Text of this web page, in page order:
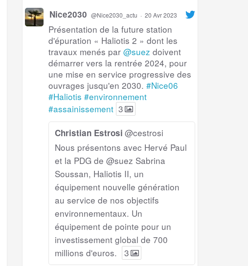
Nice2030 @Nice2030_actu · 20 Avr 2023
Présentation de la future station
d'épuration « Haliotis 2 » dont les
travaux menés par @suez doivent
démarrer vers la rentrée 2024, pour
une mise en service progressive des
ouvrages jusqu'en 2030. #Nice06
#Haliotis #environnement
#assainissement 3
Christian Estrosi @cestrosi
Nous présentons avec Hervé Paul
et la PDG de @suez Sabrina
Soussan, Haliotis II, un
équipement nouvelle génération
au service de nos objectifs
environnementaux. Un
équipement de pointe pour un
investissement global de 700
millions d'euros.
3